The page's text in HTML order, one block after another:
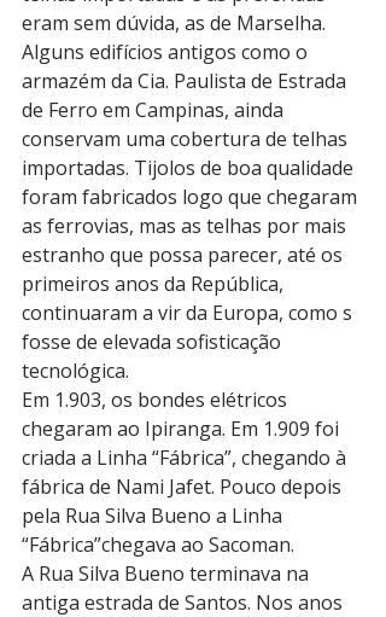
eram sem dúvida, as de Marselha.
Alguns edifícios antigos como o
armazém da Cia. Paulista de Estrada
de Ferro em Campinas, ainda
conservam uma cobertura de telhas
importadas. Tijolos de boa qualidade
foram fabricados logo que chegaram
as ferrovias, mas as telhas por mais
estranho que possa parecer, até os
primeiros anos da República,
continuaram a vir da Europa, como s
fosse de elevada sofisticação
tecnológica.
Em 1.903, os bondes elétricos
chegaram ao Ipiranga. Em 1.909 foi
criada a Linha “Fábrica”, chegando à
fábrica de Nami Jafet. Pouco depois
pela Rua Silva Bueno a Linha
“Fábrica”chegava ao Sacoman.
A Rua Silva Bueno terminava na
antiga estrada de Santos. Nos anos